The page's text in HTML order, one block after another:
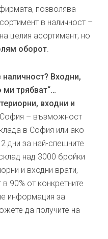
позволява
в наличност –
на целия асортимент, но
оборот.
Входни,
ми трябват“…
входни и
– възможност
в София или ако
дни за най-спешните
над 3000 бройки
и входни врати,
90% от конкретните
информация за
да получите на